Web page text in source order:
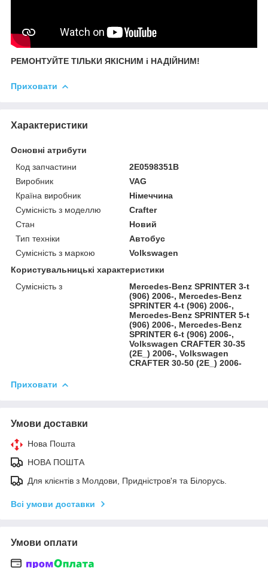
РЕМОНТУЙТЕ ТІЛЬКИ ЯКІСНИМ і НАДІЙНИМ!
Приховати
Характеристики
Основні атрибути
Код запчастини
2E0598351B
Виробник
VAG
Країна виробник
Німеччина
Сумісність з моделлю
Crafter
Стан
Новий
Тип техніки
Автобус
Сумісність з маркою
Volkswagen
Користувальницькі характеристики
Сумісність з
Mercedes-Benz SPRINTER 3-t
(906) 2006-, Mercedes-Benz
SPRINTER 4-t (906) 2006-,
Mercedes-Benz SPRINTER 5-t
(906) 2006-, Mercedes-Benz
SPRINTER 6-t (906) 2006-,
Volkswagen CRAFTER 30-35
(2E_) 2006-, Volkswagen
CRAFTER 30-50 (2E_) 2006-
Приховати
Умови доставки
Нова Пошта
НОВА ПОШТА
Для клієнтів з Молдови, Придністров'я та Білорусь.
Всі умови доставки
Умови оплати